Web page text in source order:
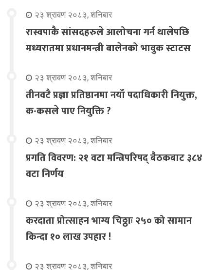
२३ श्रावण २०८३, शनिबार
रास्वपाकै सांसदहरुले आलोचना गर्न थालेपछि
मध्यरातमा प्रधानमन्त्री बालेनको भावुक स्टाटस
२३ श्रावण २०८३, शनिबार
तीनवटै प्रज्ञा प्रतिष्ठानमा नयाँ पदाधिकारी नियुक्त,
क-कसले पाए नियुक्ति ?
२३ श्रावण २०८३, शनिबार
प्रगति विवरण: २१ वटा मन्त्रिपरिषद् बैठकबाट ३८४
वटा निर्णय
२३ श्रावण २०८३, शनिबार
करदाता प्रोत्साहन भाग्य चिठ्ठाः २५० को सामान
किन्दा १० लाख उपहार !
२३ श्रावण २०८३, शनिबार